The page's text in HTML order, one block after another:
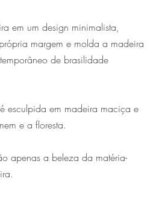
em um design minimalista,
margem e molda a madeira
de brasilidade
esculpida em madeira maciça e
e a floresta.
apenas a beleza da matéria-